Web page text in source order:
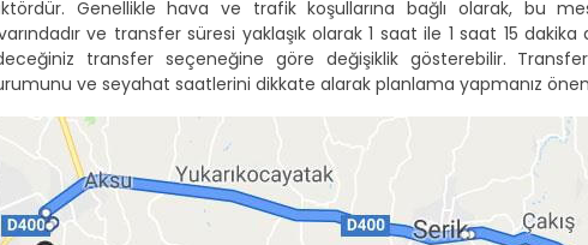
Genellikle hava ve trafik koşullarına bağlı olarak, bu
ve transfer süresi yaklaşık olarak 1 saat ile 1 saat 15
transfer seçeneğine göre değişiklik gösterebilir.
ve seyahat saatlerini dikkate alarak planlama yapmanız